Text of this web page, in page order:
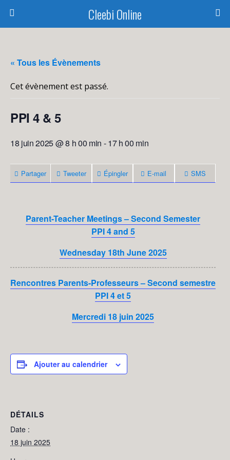
Cleebi Online
« Tous les Évènements
Cet évènement est passé.
PPI 4 & 5
18 juin 2025 @ 8 h 00 min -17 h 00 min
Partager Tweeter Épingler E-mail SMS
Parent-Teacher Meetings – Second Semester
PPI 4 and 5
Wednesday 18th June 2025
Rencontres Parents-Professeurs – Second semestre
PPI 4 et 5
Mercredi 18 juin 2025
Ajouter au calendrier
DÉTAILS
Date :
18 juin 2025